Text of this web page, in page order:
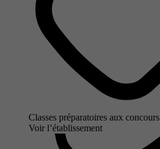
Classes préparatoires aux concours
Voir l’établissement